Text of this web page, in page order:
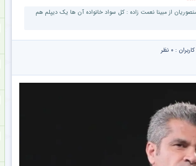
از مبینا نعمت زاده : کل سواد خانواده آن ها یک دیپلم هم
: ۰ نظر